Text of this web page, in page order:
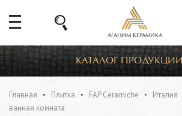
АГАНИМ КЕРАМИКА
КАТАЛОГ ПРОДУКЦИИ
Главная Плитка FAP Ceramiche Италия
ванная комната